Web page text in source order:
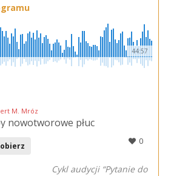
44:57
M. Mróz
nowotworowe płuc
0
Cykl audycji “Pytanie do